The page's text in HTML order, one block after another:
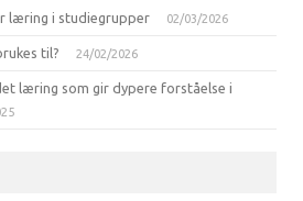
læring i studiegrupper 02/03/2026
til? 24/02/2026
læring som gir dypere forståelse i